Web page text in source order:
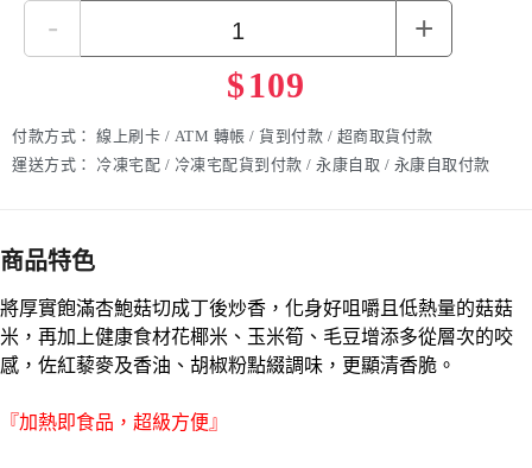
- +
$109
付款方式： 線上刷卡 / ATM 轉帳 / 貨到付款 / 超商取貨付款
運送方式：
冷凍宅配 / 冷凍宅配貨到付款 / 永康自取 / 永康自取付款
商品特色
將厚實飽滿杏鮑菇切成丁後炒香，化身好咀嚼且低熱量的菇菇
米，再加上健康食材花椰米、玉米筍、毛豆增添多從層次的咬
感，佐紅藜麥及香油、胡椒粉點綴調味，更顯清香脆。
『加熱即食品，超級方便』